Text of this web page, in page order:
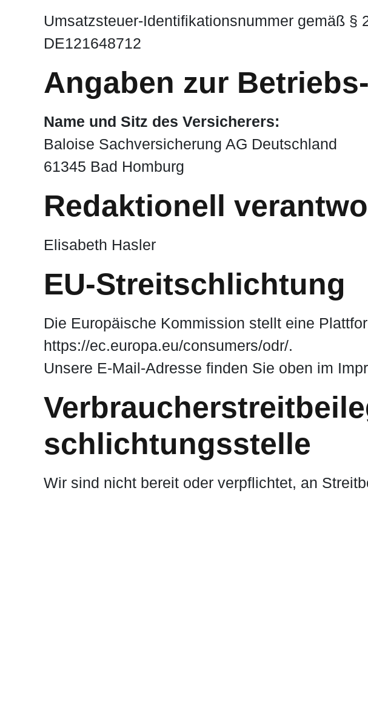
Umsatzsteuer-Identifikationsnummer gemäß §
DE121648712
Angaben zur
Name und Sitz des Versicherers:
Baloise Sachversicherung AG Deutschland
61345 Bad Homburg
Redaktionell
Elisabeth Hasler
EU-Streitschlichtung
Die Europäische Kommission stellt eine
https://ec.europa.eu/consumers/odr/.
Unsere E-Mail-Adresse finden Sie oben im
schlichtungs­stelle
Wir sind nicht bereit oder verpflichtet, an